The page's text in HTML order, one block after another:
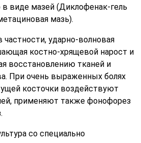
в виде мазей (Диклофенак-гель
мазь).
частности, ударно-волновая
костно-хрящевой нарост и
восстановлению тканей и
При очень выраженных болях
косточки воздействуют
применяют также фонофорез
со специально